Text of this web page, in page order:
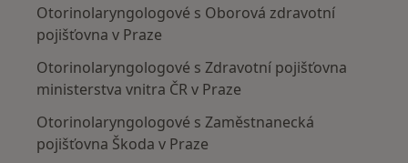
Otorinolaryngologové s Oborová zdravotní
pojišťovna v Praze
Otorinolaryngologové s Zdravotní pojišťovna
ministerstva vnitra ČR v Praze
Otorinolaryngologové s Zaměstnanecká
pojišťovna Škoda v Praze